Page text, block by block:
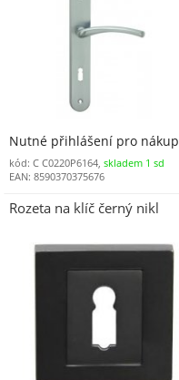
Nutné přihlášení pro nákup
kód: C C0220P6164, skladem 1 sd
EAN: 8590370375676
Rozeta na klíč černý nikl